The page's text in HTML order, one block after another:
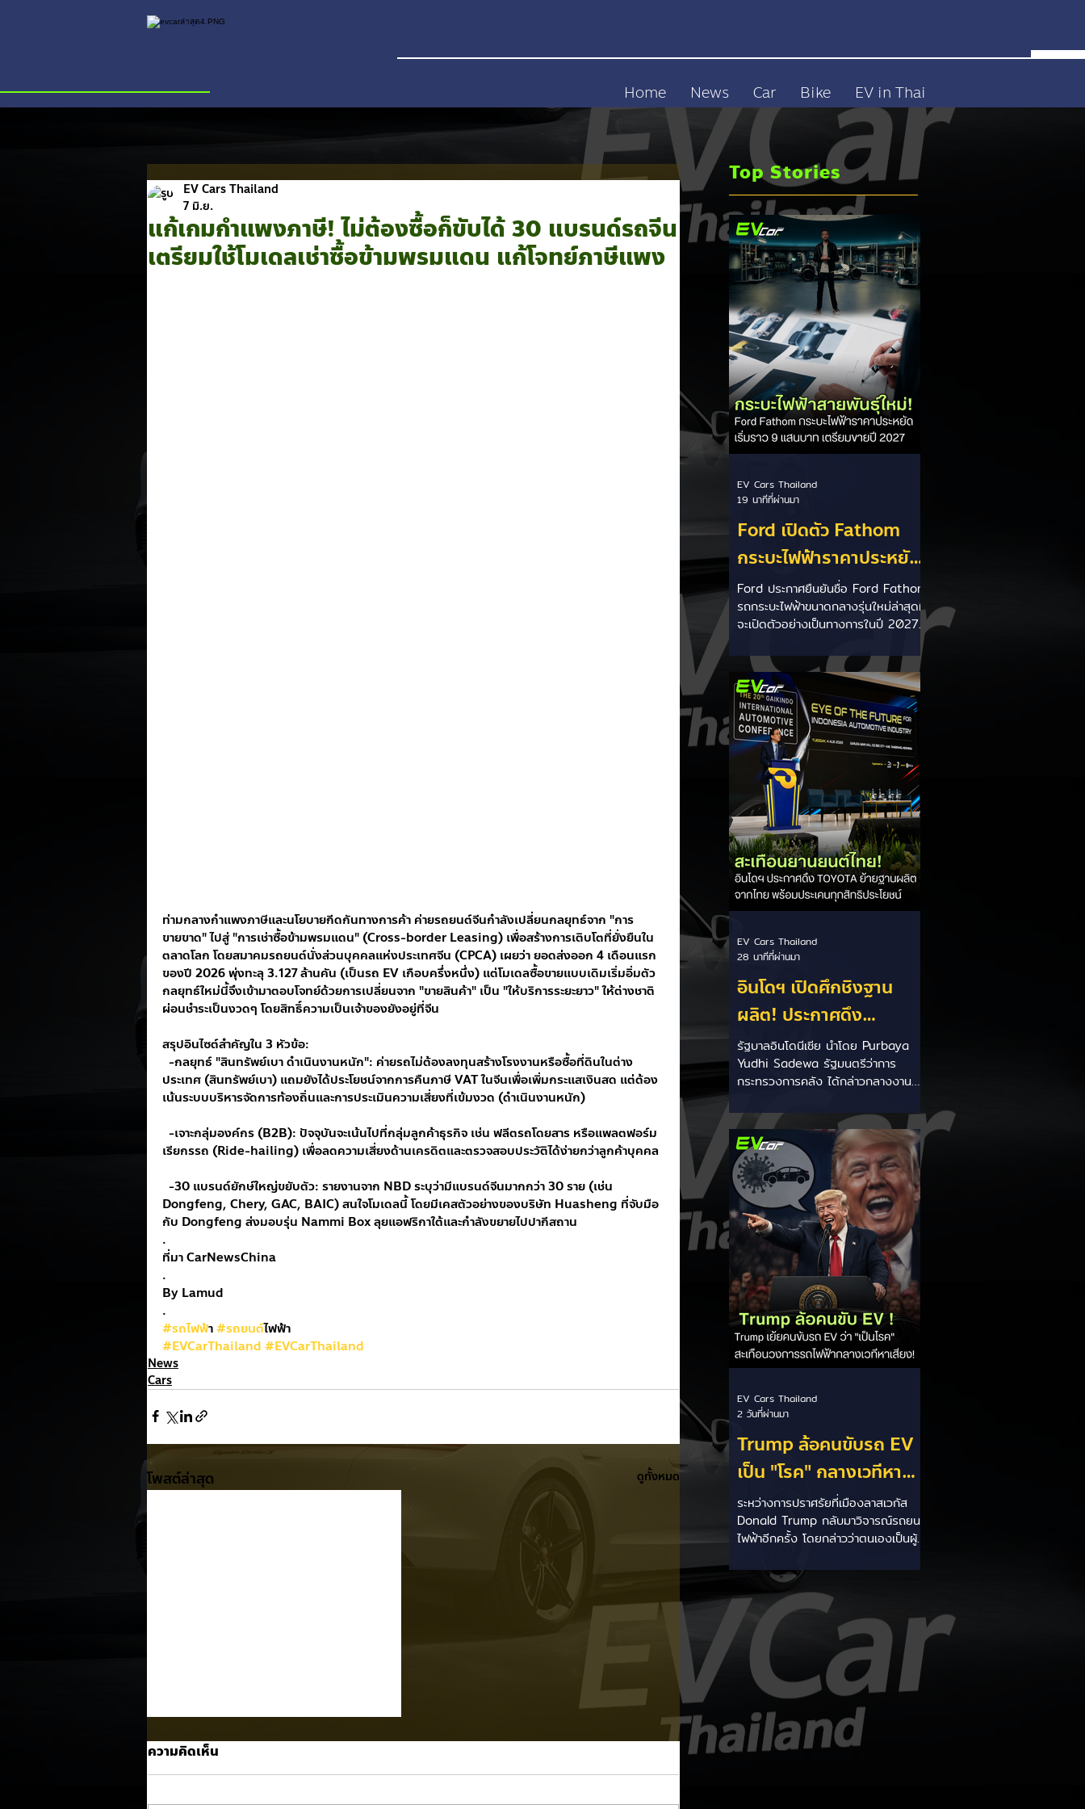
Home News Car Bike EV in Thai
แก้เกมกำแพงภาษี! ไม่ต้องซื้อก็ขับได้ 30 แบรนด์รถจีน
เตรียมใช้โมเดลเช่าซื้อข้ามพรมแดน แก้โจทย์ภาษีแพง
EV Cars Thailand
7 มิ.ย.
ท่ามกลางกำแพงภาษีและนโยบายกีดกันทางการค้า ค่ายรถยนต์จีนกำลังเปลี่ยนกลยุทธ์จาก "การ
ขายขาด" ไปสู่ "การเช่าซื้อข้ามพรมแดน" (Cross-border Leasing) เพื่อสร้างการเติบโตที่ยั่งยืนใน
ตลาดโลก โดยสมาคมรถยนต์นั่งส่วนบุคคลแห่งประเทศจีน (CPCA) เผยว่า ยอดส่งออก 4 เดือนแรก
ของปี 2026 พุ่งทะลุ 3.127 ล้านคัน (เป็นรถ EV เกือบครึ่งหนึ่ง) แต่โมเดลซื้อขายแบบเดิมเริ่มอิ่มตัว
กลยุทธ์ใหม่นี้จึงเข้ามาตอบโจทย์ด้วยการเปลี่ยนจาก "ขายสินค้า" เป็น "ให้บริการระยะยาว" ให้ต่างชาติ
ผ่อนชำระเป็นงวดๆ โดยสิทธิ์ความเป็นเจ้าของยังอยู่ที่จีน
สรุปอินไซต์สำคัญใน 3 หัวข้อ:
ประเทศ (สินทรัพย์เบา) แถมยังได้ประโยชน์จากการคืนภาษี VAT ในจีนเพื่อเพิ่มกระแสเงินสด แต่ต้อง
เน้นระบบบริหารจัดการท้องถิ่นและการประเมินความเสี่ยงที่เข้มงวด (ดำเนินงานหนัก)
เรียกรรถ (Ride-hailing) เพื่อลดความเสี่ยงด้านเครดิตและตรวจสอบประวัติได้ง่ายกว่าลูกค้าบุคคล
Dongfeng, Chery, GAC, BAIC) สนใจโมเดลนี้ โดยมีเคสตัวอย่างของบริษัท Huasheng ที่จับมือ
กับ Dongfeng ส่งมอบรุ่น Nammi Box ลุยแอฟริกาใต้และกำลังขยายไปปากีสถาน
.
ที่มา CarNewsChina
.
By Lamud
.
#รถไฟฟ้า #รถยนต์ไฟฟ้า
#EVCarThailand #EVCarThailand
News
Cars
โพสต์ล่าสุด ดูทั้งหมด
ความคิดเห็น
Top Stories
Ford เปิดตัว Fathom
กระบะไฟฟ้าราคาประหยัด
เริ่มไม่ถึง 1 ล้านบาท
เตรียมขายปี 2027 ท้าชน
Ford ประกาศยืนยันชื่อ Ford Fathom
รถกระบะไฟฟ้าขนาดกลางรุ่นใหม่ล่าสุดที่
จะเปิดตัวอย่างเป็นทางการในปี 2027
ชูจุดเด่นด้วยราคาเริ่มต้นเพียง 29,945
ดอลลาร์สหรัฐ (ประมาณ 9.92 แสน
บาท) สร้างขึ้นบนแพลตฟอร์มใหม่
Ford Universal EV Platform หวัง
ทุ่มงบกว่า 1.65 แสนล้านบาทลดต้นทุน
การผลิตเพื่อสู้ศึกตลาด EV จากจีน
ราคาสบายกระเป๋าจับต้องได้: วางราคา
เริ่มต้นสหรัฐฯ ไว้ที่ 29,945 ดอลลาร์
สหรัฐ (ราว 9.92 แสนบาท) หวังสร้าง
นิยามใหม่ให้รถกระบะไฟฟ้าที่ราคา
ย่อมเยา แพลตฟอร์มใหม่เน้นลดต้นทุน:
พัฒนาบน For
EV Cars Thailand
19 นาทีที่ผ่านมา
อินโดฯ เปิดศึกชิงฐาน
ผลิต! ประกาศดึง
TOYOTA ย้ายโรงงาน
หลักจากไทย พร้อม
รัฐบาลอินโดนีเซีย นำโดย Purbaya
Yudhi Sadewa รัฐมนตรีว่าการ
กระทรวงการคลัง ได้กล่าวกลางงาน
International Auto Show (GIIAS
2026) โดยประกาศเชิญชวนให้
TOYOTA Motor Corporation ย้าย
ฐานการผลิตรถยนต์หลักในภูมิภาค
อาเซียนจากประเทศไทยไปยังอินโดนีเซีย
พร้อมยืนยันว่ารัฐบาลอินโดนีเซียพร้อม
สนับสนุนสิทธิประโยชน์และมาตรการ
จูงใจทุกรูปแบบที่บริษัทต้องการ ชูจุด
แข็งตลาดใหญ่สุดในอาเซียน: รัฐมนตรี
คลังอินโดนีเซียตั้งคำถามถึงค่ายรถยักษ์
ใหญ่สัญชาติญี่ปุ่นว่า อินโดนีเซียเ
EV Cars Thailand
28 นาทีที่ผ่านมา
Trump ล้อคนขับรถ EV
เป็น "โรค" กลางเวทีหา
เสียง! 🚘⚡
ระหว่างการปราศรัยที่เมืองลาสเวกัส
Donald Trump กลับมาวิจารณ์รถยนต์
ไฟฟ้าอีกครั้ง โดยกล่าวว่าตนเองเป็นผู้
ใช้รถยนต์ไฟฟ้าว่าเหมือน "เป็นโรค"
เพราะเริ่มกังวลเรื่องแบตเตอรี่ตั้งแต่ยัง
เหลือไฟจำนวนมาก และคอยมองหาสถา
นีชาร์จอยู่ตลอดเวลา ซึ่งสื่อมองว่า
เป็นการพาดพิงถึงอาการ Range
Anxiety หรือความกังวลเรื่องระยะทาง
วิ่งของรถ EV Trump ยังระบุว่า
ปัจจุบันรถยนต์ไฟฟ้ามีสัดส่วนเพียง
ประมาณ 7% ของยอดขายรถใหม่ใน
สหรัฐฯ และใช้ตัวเลขนี้เป็นเหตุผล
ประกอบว่า...
EV Cars Thailand
2 วันที่ผ่านมา